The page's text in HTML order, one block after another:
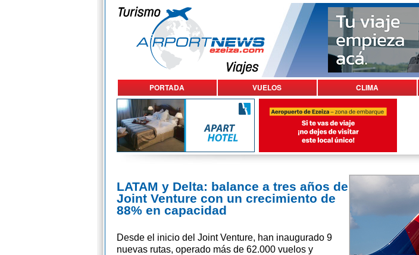
PORTADA VUELOS CLIMA
LATAM y Delta: balance a tres años de
Joint Venture con un crecimiento de
88% en capacidad
Desde el inicio del Joint Venture, han inaugurado 9
nuevas rutas, operado más de 62.000 vuelos y